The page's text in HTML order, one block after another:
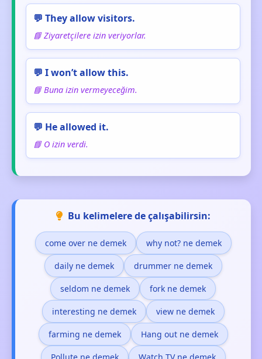
💬 They allow visitors.
📘 Ziyaretçilere izin veriyorlar.
💬 I won’t allow this.
📘 Buna izin vermeyeceğim.
💬 He allowed it.
📘 O izin verdi.
Bu kelimelere de çalışabilirsin:
come over ne demek why not? ne demek
daily ne demek drummer ne demek
seldom ne demek fork ne demek
interesting ne demek view ne demek
farming ne demek Hang out ne demek